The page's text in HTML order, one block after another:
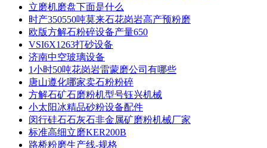
立磨机磨盘下面是什么
时产350550吨莫来石花岗岩高产预粉磨
欧版方解石粉碎设备产量650
VSI6X1263打砂设备
济南中空玻璃设备
1小时50吨花岗岩雷蒙磨公司有哪些
唐山遵化哪家卖石粉粉碎
方解石矿石磨粉机型号钰兴机械
小太阳冰精品砂粉设备配件
闵行硅石石灰石非金属矿磨粉机械厂家
标准高细立磨KER200B
路桥粉磨生产线-规格